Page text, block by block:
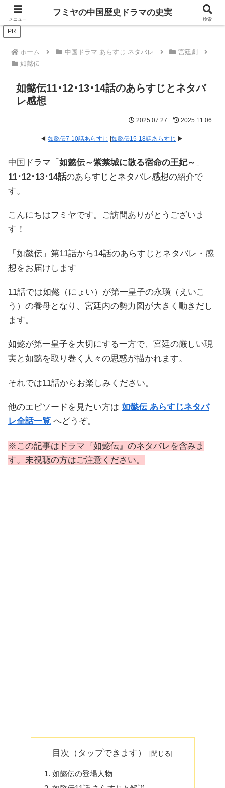
ドラマは歴史を知るともっと面白い！
PR
ホーム 中国ドラマ あらすじ ネタバレ
宮廷劇
如懿伝
如懿伝11･12･13･14話のあらすじとネタバ
レ感想
2025.07.27 2025.11.06
◀ 如懿伝7-10話あらすじ 如懿伝15-18話あらすじ ▶
中国ドラマ「 如懿伝～紫禁城に散る宿命の王妃～ 」
11･12･13･14話のあらすじとネタバレ感想の紹介で
す。
こんにちはフミヤです。ご訪問ありがとうございま
す！
「如懿伝」第11話から14話のあらすじとネタバレ・感
想をお届けします
11話では如懿（にょい）が第一皇子の永璜（えいこ
う）の養母となり、宮廷内の勢力図が大きく動きだし
ます。
如懿が第一皇子を大切にする一方で、宮廷の厳しい現
実と如懿を取り巻く人々の思惑が描かれます。
それでは11話からお楽しみください。
他のエピソードを見たい方は 如懿伝 あらすじネタバ
レ全話一覧 へどうぞ。
※この記事はドラマ『如懿伝』のネタバレを含みま
す。未視聴の方はご注意ください。
目次（タップできます）
如懿伝の登場人物
メニュー
フミヤの中国歴史ドラマの史実
検索